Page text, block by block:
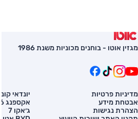
מגזין אוטו - בוחנים מכוניות משנת 1986
מדיניות פרטיות
אבטחת מידע
הצהרת נגישות
יונדאי קונה
אקספנג G6
ג׳אקו 7